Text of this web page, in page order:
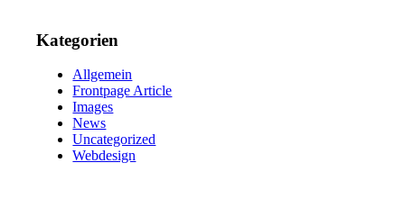
Kategorien
Allgemein
Frontpage Article
Images
News
Uncategorized
Webdesign